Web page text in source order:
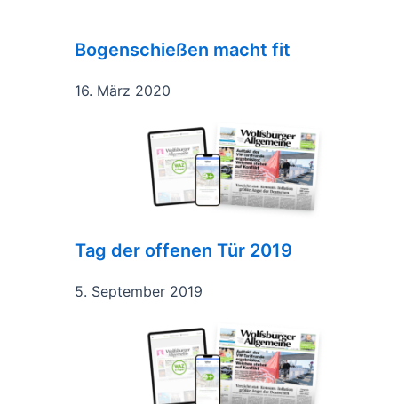
Bogenschießen macht fit
16. März 2020
Tag der offenen Tür 2019
5. September 2019